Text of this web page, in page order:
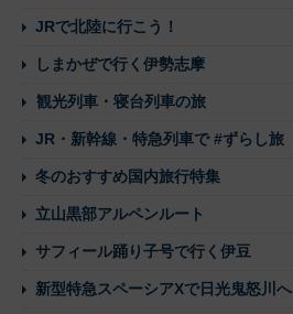
JRで北陸に行こう！
しまかぜで行く伊勢志摩
観光列車・寝台列車の旅
JR・新幹線・特急列車で #ずらし旅
冬のおすすめ国内旅行特集
立山黒部アルペンルート
サフィール踊り子号で行く伊豆
新型特急スペーシアXで日光鬼怒川へ